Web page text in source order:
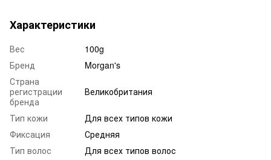
Характеристики
Вес
100g
Бренд
Morgan's
Страна
регистрации
бренда
Великобритания
Тип кожи
Для всех типов кожи
Фиксация
Средняя
Тип волос
Для всех типов волос